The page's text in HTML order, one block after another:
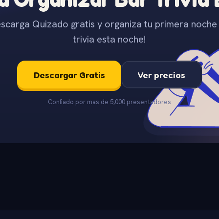
Quizado gratis y organiza tu primera
trivia esta noche!
Descargar Gratis Ver precios
Confiado por mas de 5,000 presentadores